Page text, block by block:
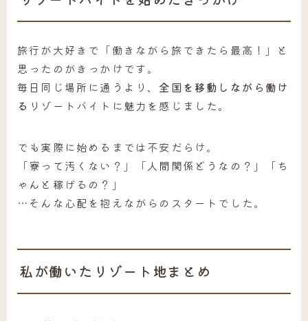
旅行が大好きで「働きながら旅できたら最高！」と
思ったのがきっかけです。
毎日同じ場所に通うより、 全国を移動しながら働け
る リゾートバイトに魅力を感じました。
でも実際に始めるまでは不安だらけ。
「寮って汚くない？」「人間関係どうなの？」「ち
ゃんと稼げるの？」
…そんな心配を抱えながらのスタートでした。
私が働いたリゾート地まとめ